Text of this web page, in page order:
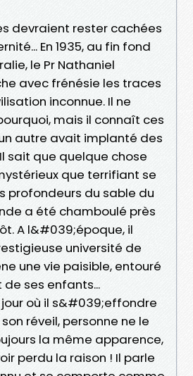
devraient rester cachées
En 1935, au fin fond
le Pr Nathaniel
avec frénésie les traces
inconnue. Il ne
mais il connaît ces
autre avait implanté des
sait que quelque chose
que terrifiant se
profondeurs du sable du
a été chamboulé près
A l&#039;époque, il
université de
une vie paisible, entouré
ses enfants...
où il s&#039;effondre
réveil, personne ne le
la même apparence,
perdu la raison ! Il parle